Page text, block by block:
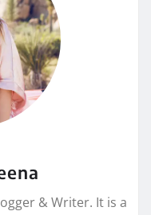
& Writer. It is a